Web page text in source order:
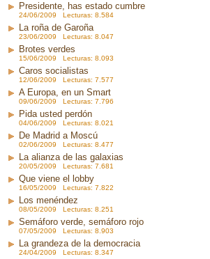
Presidente, has estado cumbre
24/06/2009 Lecturas: 8.584
La roña de Garoña
23/06/2009 Lecturas: 8.047
Brotes verdes
15/06/2009 Lecturas: 8.093
Caros socialistas
12/06/2009 Lecturas: 7.577
A Europa, en un Smart
09/06/2009 Lecturas: 7.796
Pida usted perdón
04/06/2009 Lecturas: 8.021
De Madrid a Moscú
02/06/2009 Lecturas: 8.477
La alianza de las galaxias
20/05/2009 Lecturas: 7.681
Que viene el lobby
16/05/2009 Lecturas: 7.822
Los menéndez
08/05/2009 Lecturas: 8.251
Semáforo verde, semáforo rojo
07/05/2009 Lecturas: 8.903
La grandeza de la democracia
24/04/2009 Lecturas: 8.347